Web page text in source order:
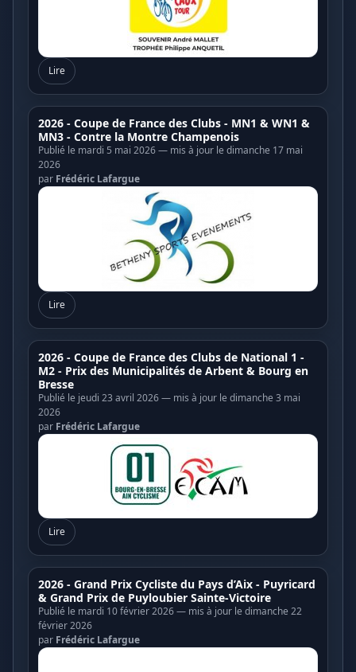
Lire
2026 - Coupe de France des Clubs - MN1 & WN1 &
MN3 - Contre la Montre Champenois
Publié le mardi 5 mai 2026 — mis à jour le dimanche 17 mai
2026
par Frédéric Lafargue
Lire
2026 - Coupe de France des Clubs de National 1 -
M2 - Prix des Municipalités de Arbent & Bourg en
Bresse
Publié le jeudi 23 avril 2026 — mis à jour le dimanche 3 mai
2026
par Frédéric Lafargue
Lire
2026 - Grand Prix Cycliste du Pays d’Aix - Puyricard
& Grand Prix de Puyloubier Sainte-Victoire
Publié le mardi 10 février 2026 — mis à jour le dimanche 22
février 2026
par Frédéric Lafargue